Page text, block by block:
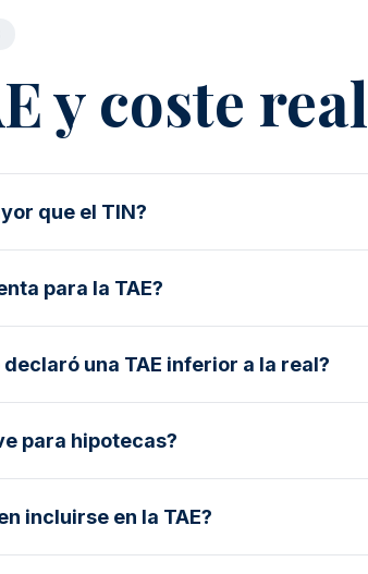
y coste real
que el TIN?
para la TAE?
una TAE inferior a la real?
para hipotecas?
incluirse en la TAE?